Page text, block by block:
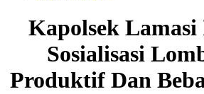
Kapolsek
Sosialisasi
Produktif Dan